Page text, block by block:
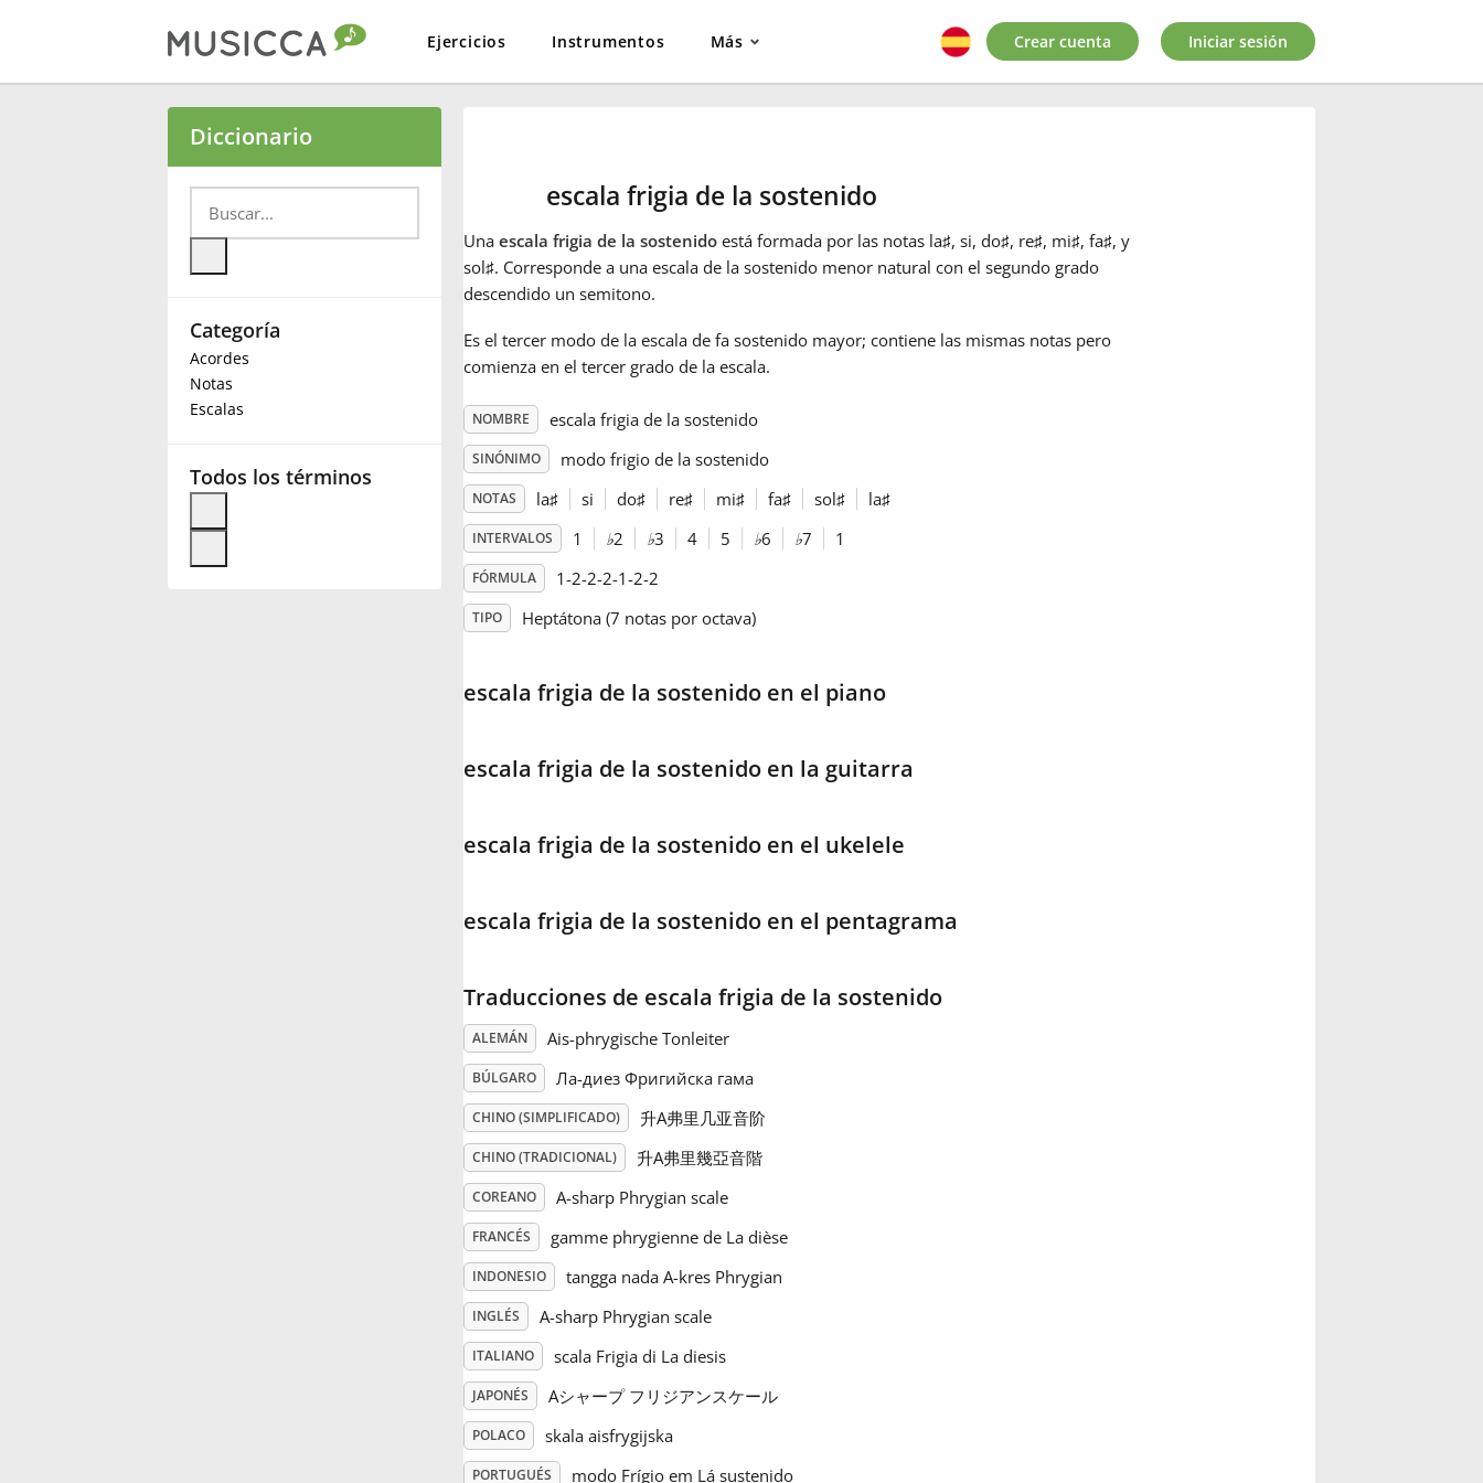
Ejercicios Instrumentos Más
Български
Deutsch
Español
Français
Crear cuenta Iniciar sesión
Diccionario
Categoría
Acordes
Notas
Escalas
Todos los términos
escala frigia de la sostenido
Una escala frigia de la sostenidoestá formada por las notas la♯, si, do♯, re♯, mi♯, fa♯, y
sol♯. Corresponde a una escala de la sostenido menor natural con el segundo grado
descendido un semitono.
Es el tercer modo de la escala de fa sostenido mayor; contiene las mismas notas pero
comienza en el tercer grado de la escala.
NOMBRE escala frigia de la sostenido
SINÓNIMO modo frigio de la sostenido
NOTAS la♯ si do♯ re♯ mi♯ fa♯ sol♯ la♯
INTERVALOS 1 ♭2 ♭3 4 5 ♭6 ♭7 1
FÓRMULA 1-2-2-2-1-2-2
TIPO Heptátona (7 notas por octava)
escala frigia de la sostenido en el piano
escala frigia de la sostenido en la guitarra
escala frigia de la sostenido en el ukelele
escala frigia de la sostenido en el pentagrama
Traducciones de escala frigia de la sostenido
ALEMÁN Ais-phrygische Tonleiter
BÚLGARO Ла-диез Фригийска гама
CHINO (SIMPLIFICADO) 升A弗里几亚音阶
CHINO (TRADICIONAL) 升A弗里幾亞音階
COREANO A-sharp Phrygian scale
FRANCÉS gamme phrygienne de La dièse
INDONESIO tangga nada A-kres Phrygian
INGLÉS A-sharp Phrygian scale
ITALIANO scala Frigia di La diesis
JAPONÉS Aシャープ フリジアンスケール
POLACO skala aisfrygijska
PORTUGUÉS modo Frígio em Lá sustenido